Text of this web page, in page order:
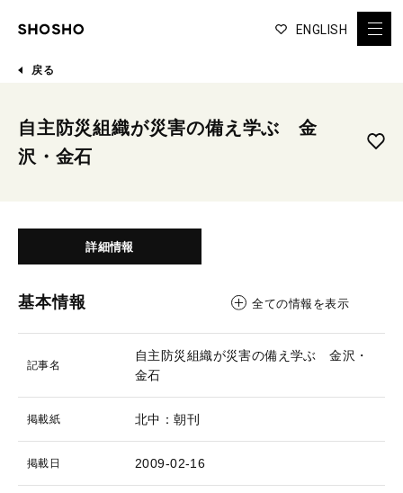
ENGLISH
戻る
自主防災組織が災害の備え学ぶ 金
沢・金石
詳細情報
基本情報 全ての情報を表示
記事名
自主防災組織が災害の備え学ぶ 金沢・
金石
掲載紙 北中：朝刊
掲載日 2009-02-16